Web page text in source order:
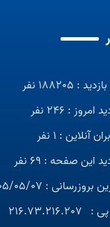
: 188205 نفر
امروز : 246 نفر
آنلاین : 1 نفر
این صفحه : 69 نفر
: 1405/05/07 09:17
:
216.73.216.207